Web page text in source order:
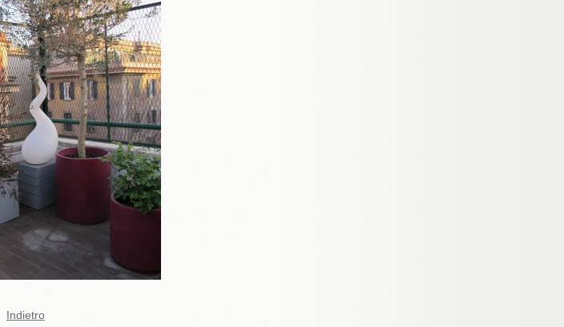
Indietro